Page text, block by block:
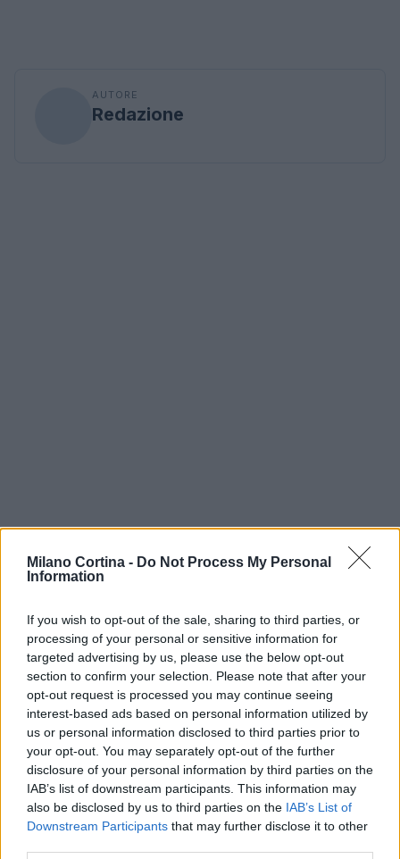
Milano Cortina - Do Not Process My Personal
Information
If you wish to opt-out of the sale, sharing to third parties, or
processing of your personal or sensitive information for
targeted advertising by us, please use the below opt-out
section to confirm your selection. Please note that after your
opt-out request is processed you may continue seeing
interest-based ads based on personal information utilized by
us or personal information disclosed to third parties prior to
your opt-out. You may separately opt-out of the further
disclosure of your personal information by third parties on the
IAB’s list of downstream participants. This information may
also be disclosed by us to third parties on the IAB’s List of
Downstream Participants that may further disclose it to other
AUTORE
Redazione
Continua a leggere
NEWS